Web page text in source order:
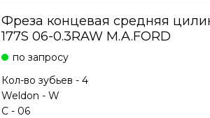
Фреза концевая средняя
177S 06-0.3RAW M.A.FORD
по запросу
Кол-во зубьев - 4
Weldon - W
С - 06